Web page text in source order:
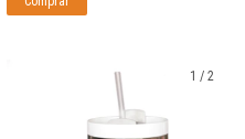
1 / 2